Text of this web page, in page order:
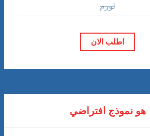
لورم
اطلب الان
هو نموذج افتراضي